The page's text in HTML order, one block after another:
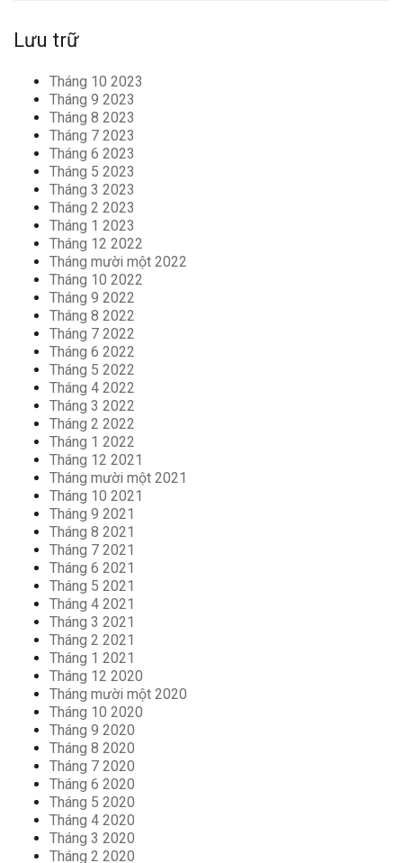
Lưu trữ
Tháng 10 2023
Tháng 9 2023
Tháng 8 2023
Tháng 7 2023
Tháng 6 2023
Tháng 5 2023
Tháng 3 2023
Tháng 2 2023
Tháng 1 2023
Tháng 12 2022
Tháng mười một 2022
Tháng 10 2022
Tháng 9 2022
Tháng 8 2022
Tháng 7 2022
Tháng 6 2022
Tháng 5 2022
Tháng 4 2022
Tháng 3 2022
Tháng 2 2022
Tháng 1 2022
Tháng 12 2021
Tháng mười một 2021
Tháng 10 2021
Tháng 9 2021
Tháng 8 2021
Tháng 7 2021
Tháng 6 2021
Tháng 5 2021
Tháng 4 2021
Tháng 3 2021
Tháng 2 2021
Tháng 1 2021
Tháng 12 2020
Tháng mười một 2020
Tháng 10 2020
Tháng 9 2020
Tháng 8 2020
Tháng 7 2020
Tháng 6 2020
Tháng 5 2020
Tháng 4 2020
Tháng 3 2020
Tháng 2 2020